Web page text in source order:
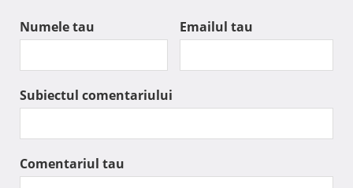
Numele tau Emailul tau
Subiectul comentariului
Comentariul tau